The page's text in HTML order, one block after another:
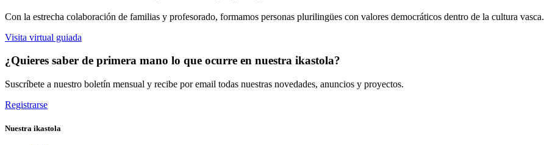
Con la estrecha colaboración de familias y profesorado, formamos personas plurilingües con valores democráticos dentro de la cultura vasca.
Visita virtual guiada
¿Quieres saber de primera mano lo que ocurre en nuestra ikastola?
Suscríbete a nuestro boletín mensual y recibe por email todas nuestras novedades, anuncios y proyectos.
Registrarse
Nuestra ikastola